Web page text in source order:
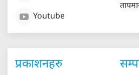
Youtube
प्रकाशनहरु